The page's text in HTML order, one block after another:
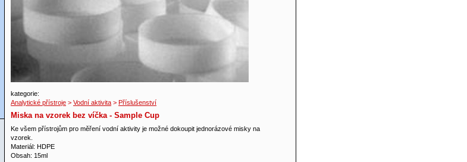
kategorie:
Analytické přístroje > Vodní aktivita > Příslušenství
Miska na vzorek bez víčka - Sample Cup
Ke všem přístrojům pro měření vodní aktivity je možné dokoupit jednorázové misky na
vzorek.
Materiál: HDPE
Obsah: 15ml